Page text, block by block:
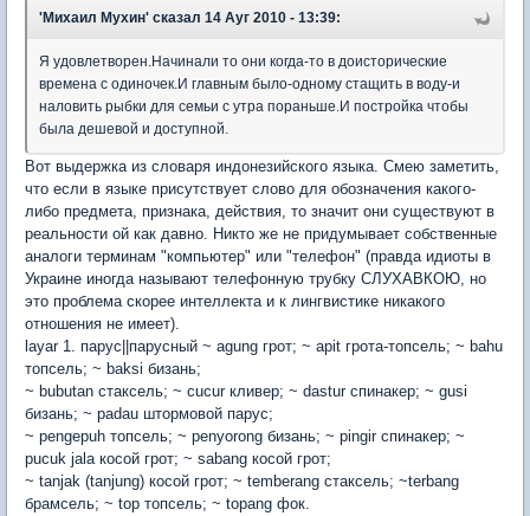
'Михаил Мухин' сказал 14 Ауг 2010 - 13:39:
Я удовлетворен.Начинали то они когда-то в доисторические
времена с одиночек.И главным было-одному стащить в воду-и
наловить рыбки для семьи с утра пораньше.И постройка чтобы
была дешевой и доступной.
Вот выдержка из словаря индонезийского языка. Смею заметить,
что если в языке присутствует слово для обозначения какого-
либо предмета, признака, действия, то значит они существуют в
реальности ой как давно. Никто же не придумывает собственные
аналоги терминам "компьютер" или "телефон" (правда идиоты в
Украине иногда называют телефонную трубку СЛУХАВКОЮ, но
это проблема скорее интеллекта и к лингвистике никакого
отношения не имеет).
layar 1. парус||парусный ~ agung грот; ~ apit грота-топсель; ~ bahu
топсель; ~ baksi бизань;
~ bubutan стаксель; ~ cucur кливер; ~ dastur спинакер; ~ gusi
бизань; ~ padau штормовой парус;
~ pengepuh топсель; ~ penyorong бизань; ~ pingir спинакер; ~
pucuk jala косой грот; ~ sabang косой грот;
~ tanjak (tanjung) косой грот; ~ temberang стаксель; ~terbang
брамсель; ~ top топсель; ~ topang фок.